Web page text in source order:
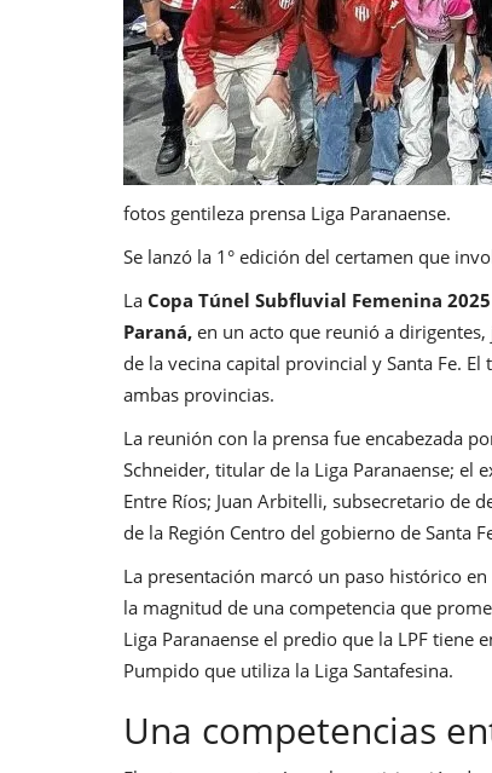
fotos gentileza prensa Liga Paranaense.
Se lanzó la 1° edición del certamen que
La Copa Túnel Subfluvial Femenina
Paraná, en un acto que reunió a
de la vecina capital provincial y Santa Fe.
ambas provincias.
La reunión con la prensa fue encabezada
Schneider, titular de la Liga Paranaense; el
Entre Ríos; Juan Arbitelli, subsecretario de
de la Región Centro del gobierno de Santa
La presentación marcó un paso histórico
la magnitud de una competencia que
Liga Paranaense el predio que la LPF tiene
Pumpido que utiliza la Liga Santafesina.
Una competencias